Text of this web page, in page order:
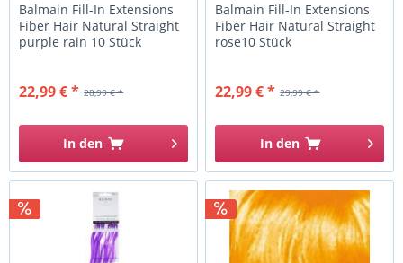
Balmain Fill-In Extensions
Fiber Hair Natural Straight
purple rain 10 Stück
28,99 € *
22,99 € *
In den
Balmain Fill-In Extensions
Fiber Hair Natural Straight
rose10 Stück
29,99 € *
22,99 € *
In den